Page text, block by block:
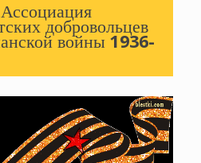
Ассоциация
добровольцев
войны 1936-